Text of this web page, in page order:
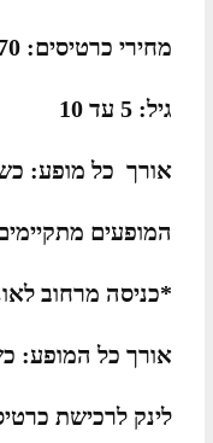
מחירי כרטיסים: 70 ₪
גיל: 5 עד 10
אורך כל מופע:
המופעים
*כניסה מרחוב
אורך כל המופע:
לינק לרכישת